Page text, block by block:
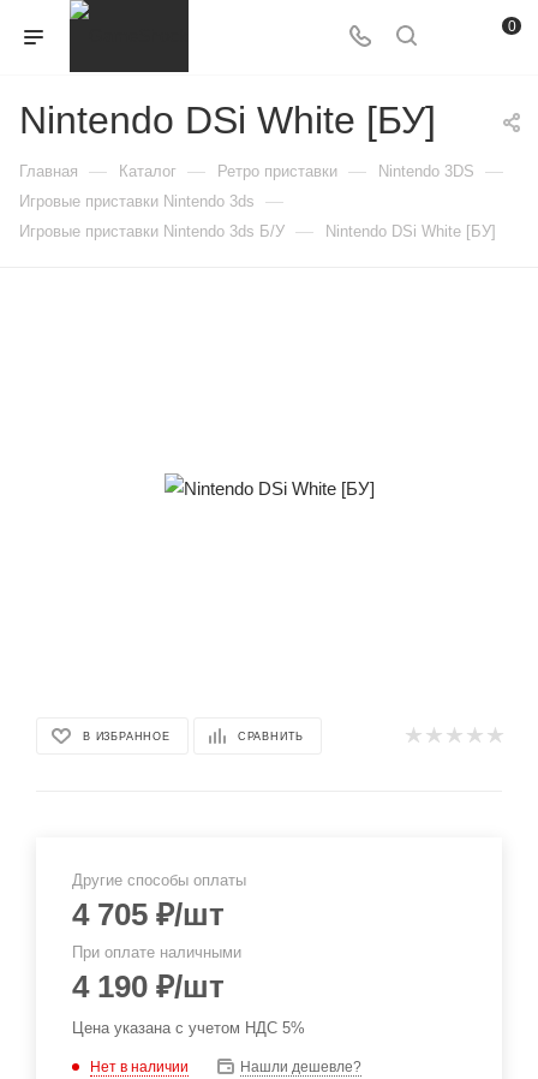
0
Nintendo DSi White [БУ]
Главная — Каталог — Ретро приставки — Nintendo 3DS —
Игровые приставки Nintendo 3ds —
Игровые приставки Nintendo 3ds Б/У — Nintendo DSi White [БУ]
В ИЗБРАННОЕ СРАВНИТЬ
Другие способы оплаты
4 705 ₽/шт
При оплате наличными
4 190 ₽/шт
Цена указана с учетом НДС 5%
Нет в наличии Нашли дешевле?